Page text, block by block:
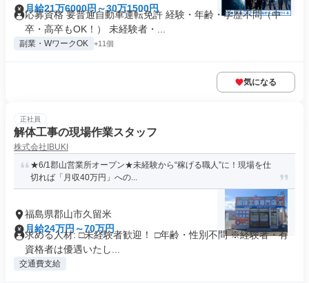
月給21万6000円～30万1500円
応募資格 要普通自動車運転免許 経験・年齢・学歴不問（中
卒・高卒もOK！） 未経験者・...
副業・WワークOK +11個
気になる
正社員
解体工事の現場作業スタッフ
株式会社IBUKI
★6/1郡山営業所オープン★未経験から“稼げる職人”に！現場を仕
切れば「月収40万円」への...
福島県郡山市久留米
月給24万円～70万円
求める人材: □未経験者歓迎！ □年齢・性別不問 ※経験者・有
資格者は優遇いたし...
交通費支給